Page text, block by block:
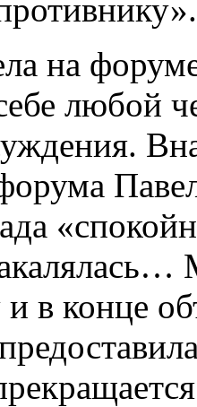
на
любой
и в конце